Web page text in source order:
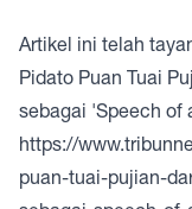
Artikel ini telah
Pidato Puan Tuai
sebagai 'Speech of
https://
puan-tuai-pujian-